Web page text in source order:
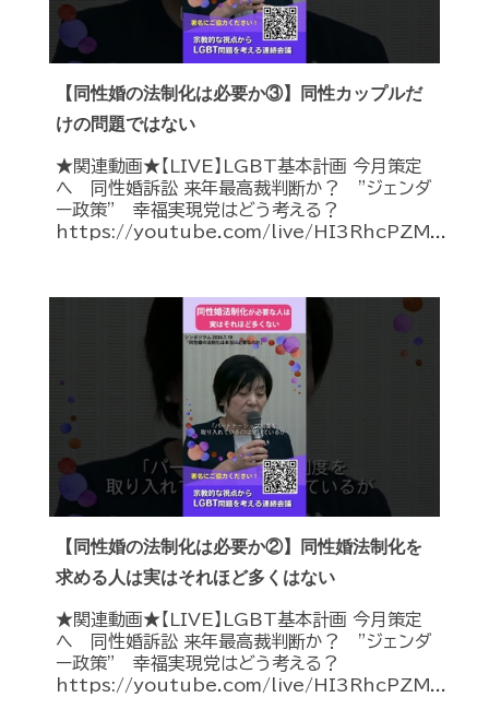
【同性婚の法制化は必要か③】同性カップルだ
けの問題ではない
★関連動画★【LIVE】LGBT基本計画 今月策定
へ 同性婚訴訟 来年最高裁判断か？ ”ジェンダ
ー政策” 幸福実現党はどう考える？
https://youtube.com/live/HI3RhcPZM...
【同性婚の法制化は必要か②】同性婚法制化を
求める人は実はそれほど多くはない
★関連動画★【LIVE】LGBT基本計画 今月策定
へ 同性婚訴訟 来年最高裁判断か？ ”ジェンダ
ー政策” 幸福実現党はどう考える？
https://youtube.com/live/HI3RhcPZM...